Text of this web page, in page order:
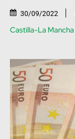
30/09/2022
Castilla-La Mancha